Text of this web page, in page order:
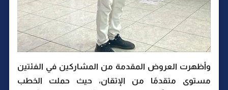
وأظهرت العروض المقدمة من المشاركين في الفئتين
مستوى متقدمًا من الإتقان، حيث حملت الخطب